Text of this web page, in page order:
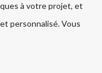
à votre projet, et
personnalisé. Vous